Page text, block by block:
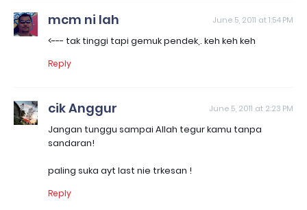
mcm ni lah June 5, 2011 at 1:54 PM
<--- tak tinggi tapi gemuk pendek,. keh keh keh
Reply
cik Anggur June 5, 2011 at 2:23 PM
Jangan tunggu sampai Allah tegur kamu tanpa
sandaran!
paling suka ayt last nie trkesan !
Reply